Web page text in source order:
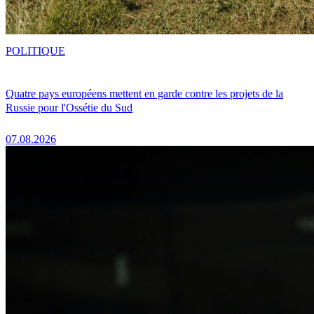
Quatre pays européens mettent en garde contre les projets de la
Russie pour l'Ossétie du Sud
07.08.2026
POLITIQUE